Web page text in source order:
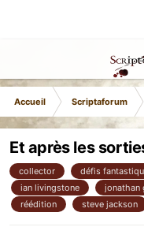
Accueil Scriptaforum
Et après les
collector défis
ian livingstone
jonathan
réédition
steve jackson